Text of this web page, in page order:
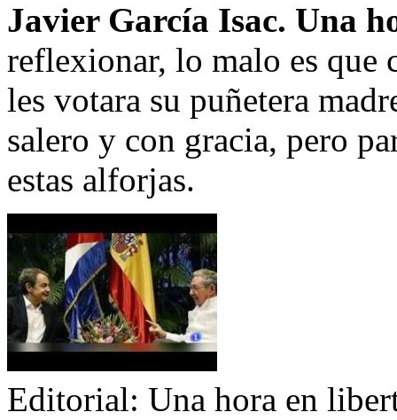
Javier García Isac. Una
reflexionar, lo malo es que
les votara su puñetera
salero y con gracia, pero
estas alforjas.
Editorial: Una hora en